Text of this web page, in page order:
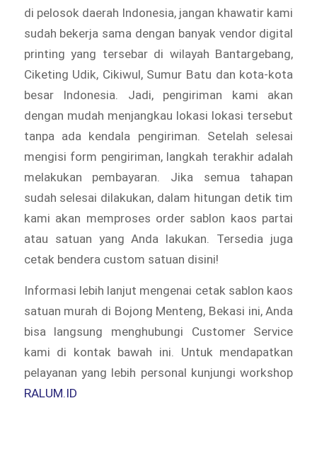
di pelosok daerah Indonesia, jangan khawatir kami
sudah bekerja sama dengan banyak vendor digital
printing yang tersebar di wilayah Bantargebang,
Ciketing Udik, Cikiwul, Sumur Batu dan kota-kota
besar Indonesia. Jadi, pengiriman kami akan
dengan mudah menjangkau lokasi lokasi tersebut
tanpa ada kendala pengiriman. Setelah selesai
mengisi form pengiriman, langkah terakhir adalah
melakukan pembayaran. Jika semua tahapan
sudah selesai dilakukan, dalam hitungan detik tim
kami akan memproses order sablon kaos partai
atau satuan yang Anda lakukan. Tersedia juga
cetak bendera custom satuan disini!
Informasi lebih lanjut mengenai cetak sablon kaos
satuan murah di Bojong Menteng, Bekasi ini, Anda
bisa langsung menghubungi Customer Service
kami di kontak bawah ini. Untuk mendapatkan
pelayanan yang lebih personal kunjungi workshop
RALUM.ID